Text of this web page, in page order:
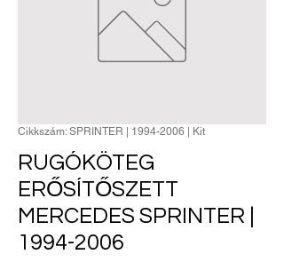
Cikkszám: SPRINTER | 1994-2006 | Kit
RUGÓKÖTEG
ERŐSÍTŐSZETT
MERCEDES SPRINTER |
1994-2006